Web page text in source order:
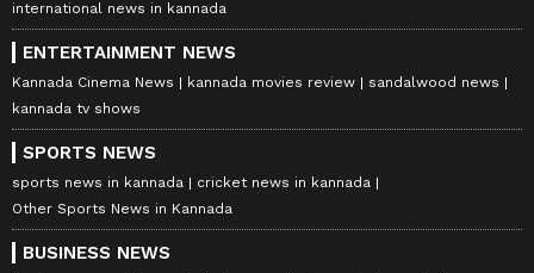
international news in kannada
ENTERTAINMENT NEWS
Kannada Cinema News kannada movies review
sandalwood news
kannada tv shows
SPORTS NEWS
sports news in kannada
cricket news in kannada
Other Sports News in Kannada
BUSINESS NEWS